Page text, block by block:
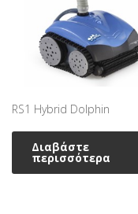
RS1 Hybrid Dolphin
Διαβάστε
περισσότερα